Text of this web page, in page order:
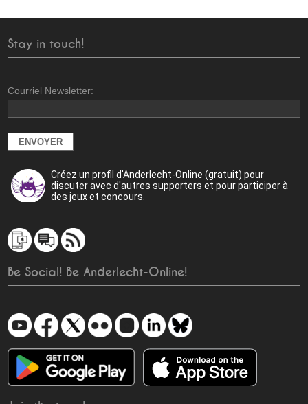
Stay in touch!
Courriel Newsletter:
Créez un profil d'Anderlecht-Online (gratuit) pour
discuter avec d'autres supporters et pour participer à
des jeux et concours.
Be Social! Be Anderlecht-Online!